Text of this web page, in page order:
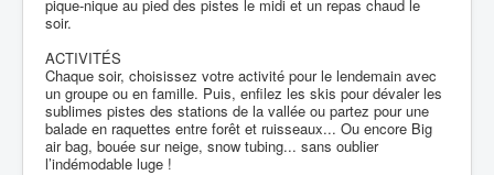
pique-nique au pied des pistes le midi et un repas chaud le
soir.
ACTIVITÉS
Chaque soir, choisissez votre activité pour le lendemain avec
un groupe ou en famille. Puis, enfilez les skis pour dévaler les
sublimes pistes des stations de la vallée ou partez pour une
balade en raquettes entre forêt et ruisseaux... Ou encore Big
air bag, bouée sur neige, snow tubing... sans oublier
l’indémodable luge !